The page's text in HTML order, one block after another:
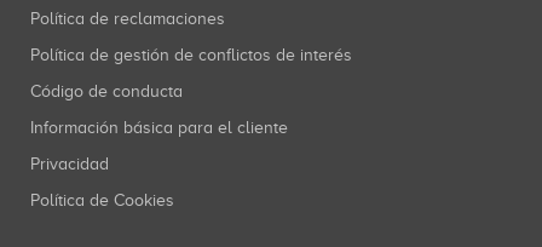
Política de reclamaciones
Política de gestión de conflictos de interés
Código de conducta
Información básica para el cliente
Privacidad
Política de Cookies